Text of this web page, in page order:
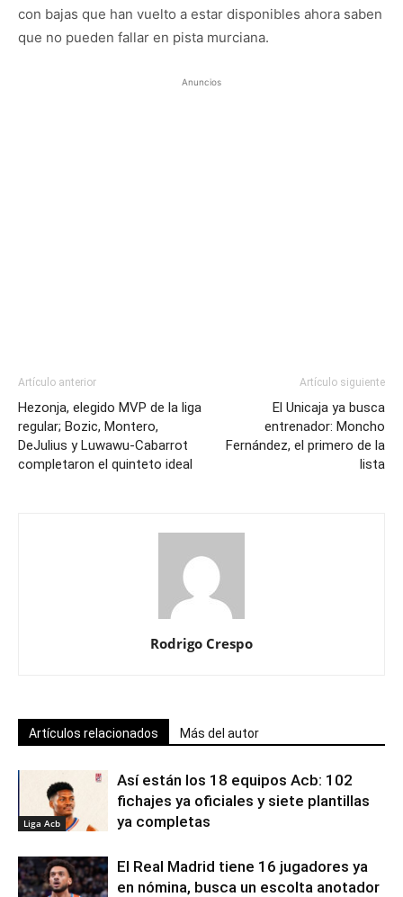
con bajas que han vuelto a estar disponibles ahora saben
que no pueden fallar en pista murciana.
Anuncios
Artículo anterior
Hezonja, elegido MVP de la liga
regular; Bozic, Montero,
DeJulius y Luwawu-Cabarrot
completaron el quinteto ideal
Artículo siguiente
El Unicaja ya busca
entrenador: Moncho
Fernández, el primero de la
lista
Rodrigo Crespo
Artículos relacionados Más del autor
Liga Acb
Así están los 18 equipos Acb: 102
fichajes ya oficiales y siete plantillas
ya completas
El Real Madrid tiene 16 jugadores ya
en nómina, busca un escolta anotador